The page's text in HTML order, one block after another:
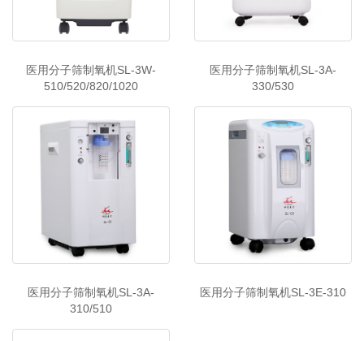
医用分子筛制氧机SL-3W-
510/520/820/1020
医用分子筛制氧机SL-3A-
330/530
医用分子筛制氧机SL-3A-
310/510
医用分子筛制氧机SL-3E-310